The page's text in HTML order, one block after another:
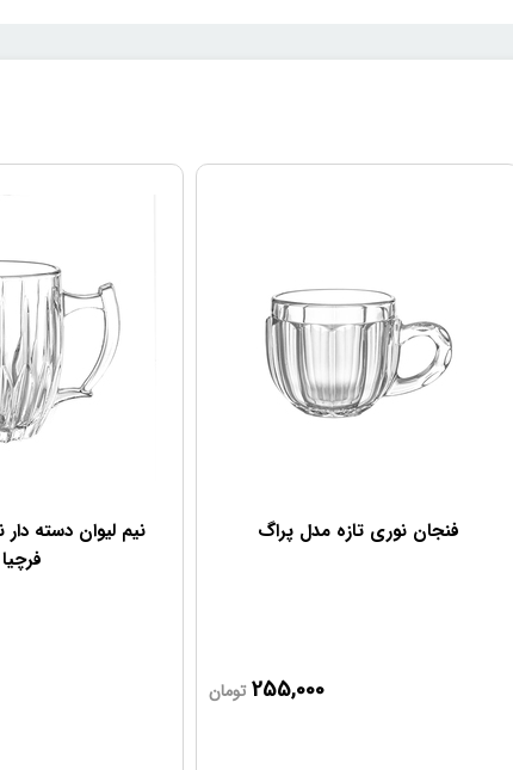
فنجان نوری تازه مدل پراگ
255,000 تومان
نیم لیوان دسته
فرچیا